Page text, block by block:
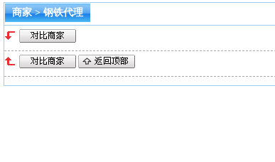
商家 > 钢铁代理